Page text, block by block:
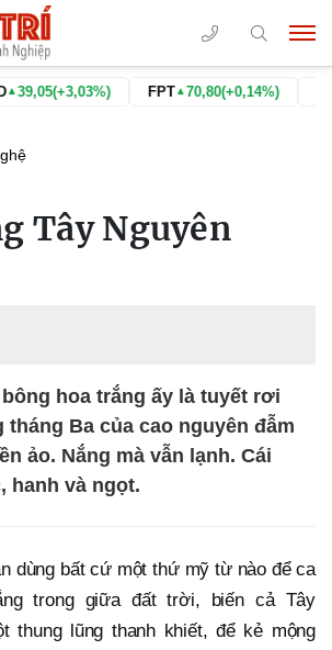
(+3,03%) FPT 70,80(+0,14%) GAS
Tây Nguyên
hoa trắng ấy là tuyết rơi
tháng Ba của cao nguyên đẫm
ảo. Nắng mà vẫn lạnh. Cái
hanh và ngọt.
dùng bất cứ một thứ mỹ từ nào để ca
trong giữa đất trời, biến cả Tây
thung lũng thanh khiết, để kẻ mộng